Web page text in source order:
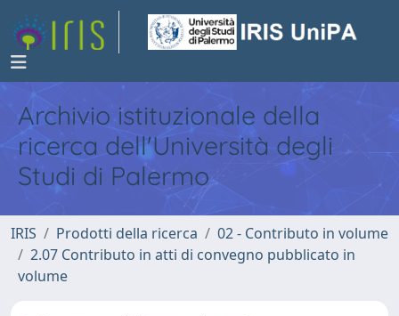
Archivio istituzionale della
ricerca dell'Università degli
Studi di Palermo
IRIS Prodotti della ricerca
02 - Contributo in volume
2.07 Contributo in atti di convegno pubblicato in
volume